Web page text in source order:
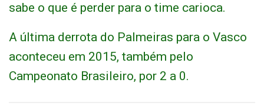
sabe o que é perder para o time carioca.
A última derrota do Palmeiras para o Vasco
aconteceu em 2015, também pelo
Campeonato Brasileiro, por 2 a 0.